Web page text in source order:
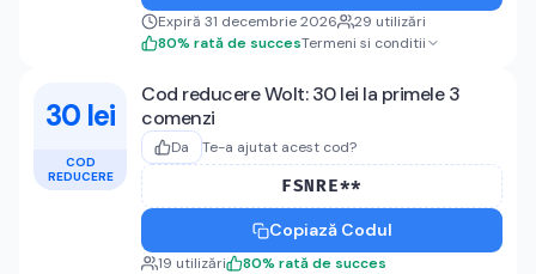
Expiră 31 decembrie 2026 29 utilizări
80% rată de succesTermeni si conditii
30 lei
COD
REDUCERE
Cod reducere Wolt: 30 lei la primele 3
comenzi
Da Te-a ajutat acest cod?
FSNRE**
Copiază Codul
19 utilizări 80% rată de succes